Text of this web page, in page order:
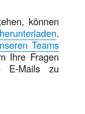
können
.
Teams
Ihre Fragen
E-Mails zu